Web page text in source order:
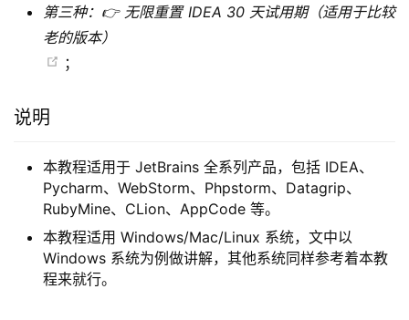
第三种：👉 无限重置 IDEA 30 天试用期（适用于比较
老的版本）
；
说明
本教程适用于 JetBrains 全系列产品，包括 IDEA、
Pycharm、WebStorm、Phpstorm、Datagrip、
RubyMine、CLion、AppCode 等。
本教程适用 Windows/Mac/Linux 系统，文中以
Windows 系统为例做讲解，其他系统同样参考着本教
程来就行。